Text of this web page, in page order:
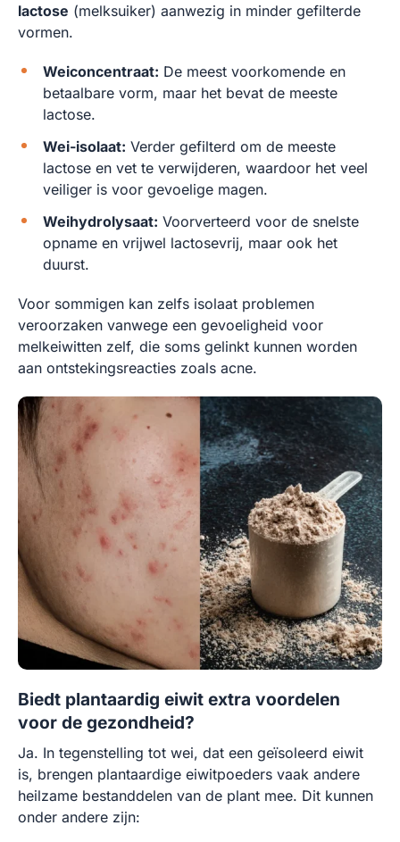
lactose (melksuiker) aanwezig in minder gefilterde
vormen.
Weiconcentraat: De meest voorkomende en
betaalbare vorm, maar het bevat de meeste
lactose.
Wei-isolaat: Verder gefilterd om de meeste
lactose en vet te verwijderen, waardoor het veel
veiliger is voor gevoelige magen.
Weihydrolysaat: Voorverteerd voor de snelste
opname en vrijwel lactosevrij, maar ook het
duurst.
Voor sommigen kan zelfs isolaat problemen
veroorzaken vanwege een gevoeligheid voor
melkeiwitten zelf, die soms gelinkt kunnen worden
aan ontstekingsreacties zoals acne.
Biedt plantaardig eiwit extra voordelen
voor de gezondheid?
Ja. In tegenstelling tot wei, dat een geïsoleerd eiwit
is, brengen plantaardige eiwitpoeders vaak andere
heilzame bestanddelen van de plant mee. Dit kunnen
onder andere zijn: